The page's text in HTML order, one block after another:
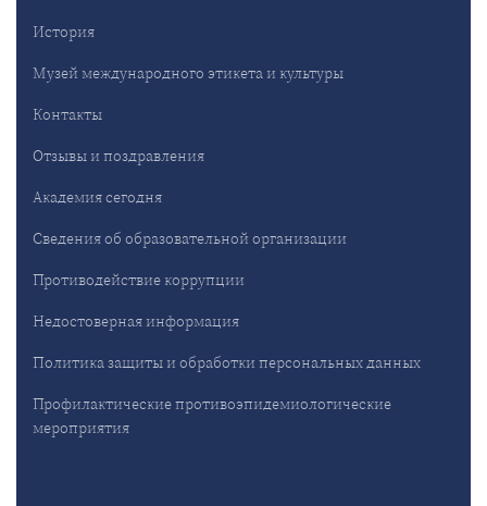
История
Музей международного этикета и культуры
Контакты
Отзывы и поздравления
Академия сегодня
Сведения об образовательной организации
Противодействие коррупции
Недостоверная информация
Политика защиты и обработки персональных данных
Профилактические противоэпидемиологические
мероприятия